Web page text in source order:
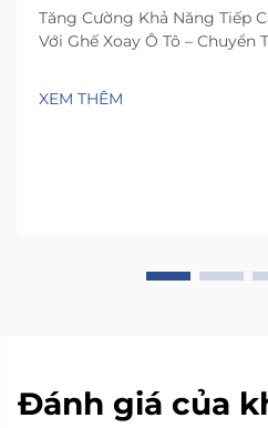
Tăng Cường Khả Năng Tiếp
Với Ghế Xoay Ô Tô – Chuyển
đổi hoàn toàn việc lên
xe lăn. Các thiết bị này...
XEM THÊM
Đánh giá của